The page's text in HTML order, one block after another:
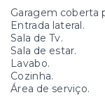
Garagem coberta
Entrada lateral.
Sala de Tv.
Sala de estar.
Lavabo.
Cozinha.
Área de serviço.